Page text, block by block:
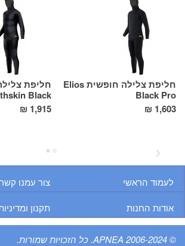
חליפת צלילה חופשית Elios
Black Pro
1,603 ₪
Black
1,915 ₪
לעמוד הראשי צור עמנו קשר
אודות החנות תקנון
© 2006-2024 APNEA. כל הזכויות שמורות.